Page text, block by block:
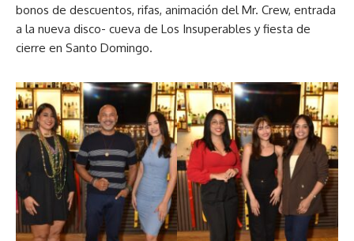
bonos de descuentos, rifas, animación del Mr. Crew, entrada
a la nueva disco- cueva de Los Insuperables y fiesta de
cierre en Santo Domingo.